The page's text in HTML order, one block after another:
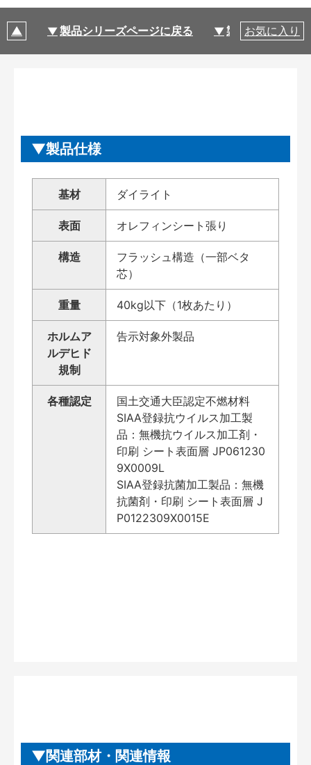
製品シリーズページに戻る 製品仕様
お気に入り
製品仕様
基材 ダイライト
表面 オレフィンシート張り
構造
フラッシュ構造（一部ベタ
芯）
重量 40kg以下（1枚あたり）
ホルムア
ルデヒド
規制
告示対象外製品
各種認定
国土交通大臣認定不燃材料
SIAA登録抗ウイルス加工製
品：無機抗ウイルス加工剤・
印刷 シート表面層 JP061230
9X0009L
SIAA登録抗菌加工製品：無機
抗菌剤・印刷 シート表面層 J
P0122309X0015E
関連部材・関連情報